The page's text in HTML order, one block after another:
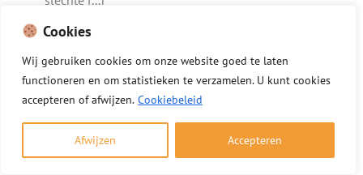
Cookies
Wij gebruiken cookies om onze website goed te laten
functioneren en om statistieken te verzamelen. U kunt cookies
accepteren of afwijzen. Cookiebeleid
Afwijzen Accepteren